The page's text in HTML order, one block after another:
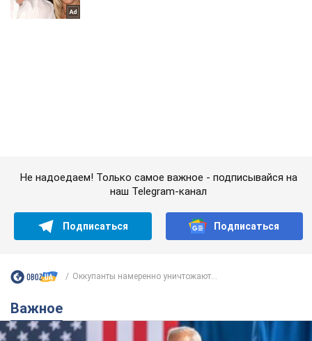
Важное